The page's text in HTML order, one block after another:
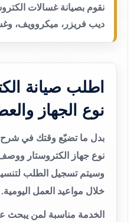
نقوم بصيانة غسالات
ديب فريزر، ميكروويف،
اطلب صيانة
نوع الجهاز
بدل ما تضيّع وقتك في شرح
نوع جهاز الكتروستار
وسيتم تسجيل الطلب
خلال مواعيد العمل اليومية.
الخدمة مناسبة لمن يبحث